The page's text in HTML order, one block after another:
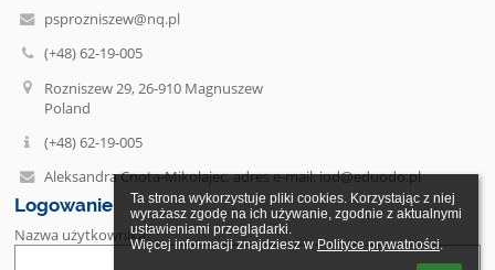
Ta strona wykorzystuje pliki cookies. Korzystając z niej
wyrażasz zgodę na ich używanie, zgodnie z aktualnymi
ustawieniami przeglądarki.
Więcej informacji znajdziesz w Polityce prywatności.
psprozniszew@nq.pl
(+48) 62-19-005
Rozniszew 29, 26-910 Magnuszew
Poland
(+48) 62-19-005
Aleksandra Cnota-Mikołajec, adres e-mail: iod@eduodo.pl
Logowanie
Nazwa użytkownika: